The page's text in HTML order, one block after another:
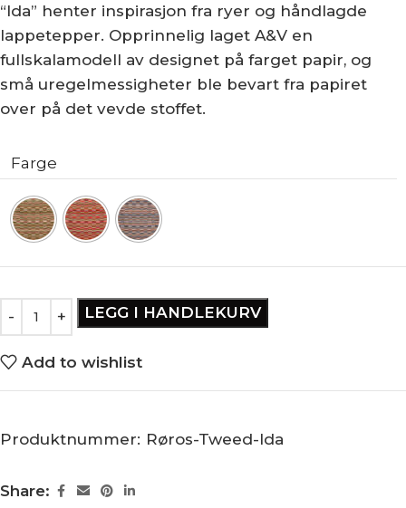
“Ida” henter inspirasjon fra ryer og håndlagde
lappetepper. Opprinnelig laget A&V en
fullskalamodell av designet på farget papir, og
små uregelmessigheter ble bevart fra papiret
over på det vevde stoffet.
Farge
LEGG I HANDLEKURV
Add to wishlist
Produktnummer: Røros-Tweed-Ida
Share: